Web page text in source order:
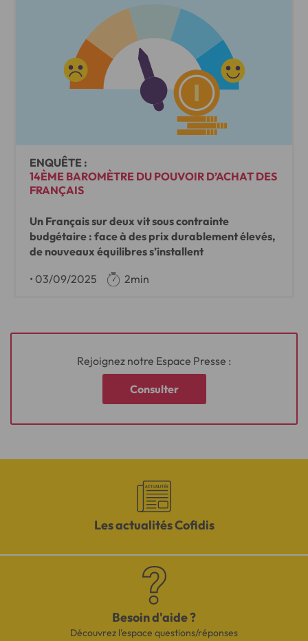
ENQUÊTE :
14ÈME BAROMÈTRE DU POUVOIR D’ACHAT DES
FRANÇAIS
Un Français sur deux vit sous contrainte
budgétaire : face à des prix durablement élevés,
de nouveaux équilibres s’installent
• 03/09/2025 2min
Rejoignez notre Espace Presse :
Consulter
Les actualités Cofidis
Besoin d'aide ?
Découvrez l'espace questions/réponses